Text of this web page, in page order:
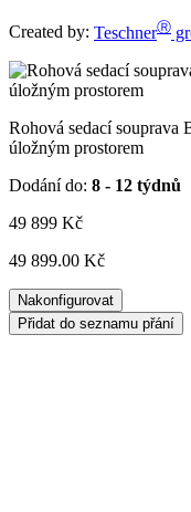
Created by: TeschnerⓇ
Rohová sedací souprava
úložným prostorem
Dodání do: 8 - 12 týdnů
49 899 Kč
49 899.00 Kč
Nakonfigurovat
Přidat do seznamu přání